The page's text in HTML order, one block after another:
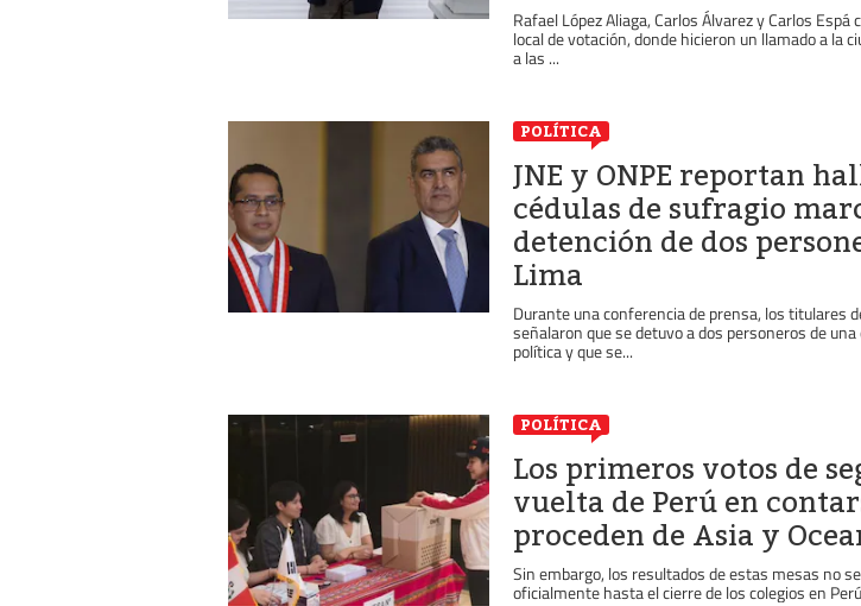
Rafael López Aliaga, Carlos Álvarez y Carlos Espá
local de votación, donde hicieron un llamado a la
a las ...
POLÍTICA
JNE y ONPE reportan
cédulas de sufragio
detención de dos
Lima
Durante una conferencia de prensa, los titulares
señalaron que se detuvo a dos personeros de
política y que se...
POLÍTICA
Los primeros votos de
vuelta de Perú en
proceden de Asia y
Sin embargo, los resultados de estas mesas no
oficialmente hasta el cierre de los colegios en